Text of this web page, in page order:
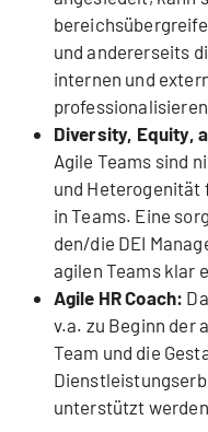
und andererseits
internen und
Diversity, Equity,
Agile Teams sind
und Heterogenität
in Teams. Eine
den/die DEI
agilen Teams klar
Agile HR Coach:
v.a. zu Beginn der
Team und die
unterstützt